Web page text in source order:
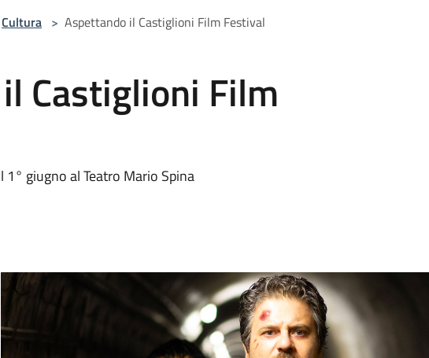
Cultura > Aspettando il Castiglioni Film Festival
Castiglioni Film
1° giugno al Teatro Mario Spina